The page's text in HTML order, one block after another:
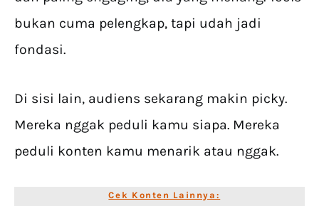
bukan cuma pelengkap, tapi udah jadi
fondasi.
Di sisi lain, audiens sekarang makin picky.
Mereka nggak peduli kamu siapa. Mereka
peduli konten kamu menarik atau nggak.
Cek Konten Lainnya: